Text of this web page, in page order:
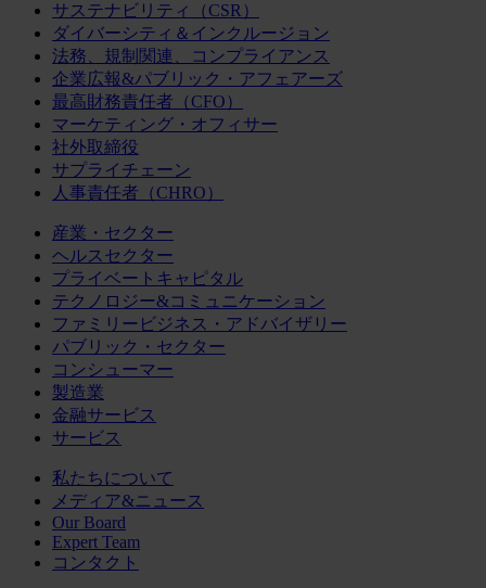
サステナビリティ（CSR）
ダイバーシティ＆インクルージョン
法務、規制関連、コンプライアンス
企業広報&パブリック・アフェアーズ
最高財務責任者（CFO）
マーケティング・オフィサー
社外取締役
サプライチェーン
人事責任者（CHRO）
産業・セクター
ヘルスセクター
プライベートキャピタル
テクノロジー&コミュニケーション
ファミリービジネス・アドバイザリー
パブリック・セクター
コンシューマー
製造業
金融サービス
サービス
私たちについて
メディア&ニュース
Our Board
Expert Team
コンタクト